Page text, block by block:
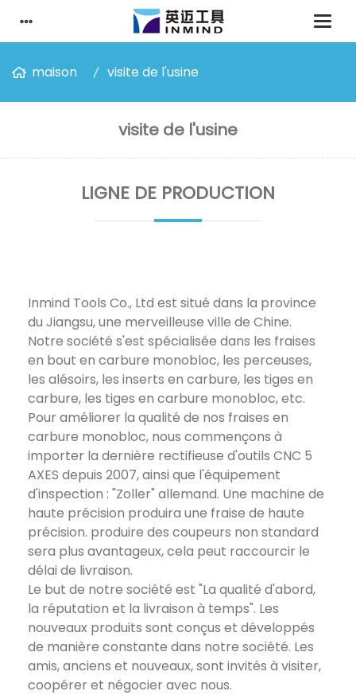
maison visite de l'usine
visite de l'usine
LIGNE DE PRODUCTION
Inmind Tools Co., Ltd est situé dans la province
du Jiangsu, une merveilleuse ville de Chine.
Notre société s'est spécialisée dans les fraises
en bout en carbure monobloc, les perceuses,
les alésoirs, les inserts en carbure, les tiges en
carbure, les tiges en carbure monobloc, etc.
Pour améliorer la qualité de nos fraises en
carbure monobloc, nous commençons à
importer la dernière rectifieuse d'outils CNC 5
AXES depuis 2007, ainsi que l'équipement
d'inspection : "Zoller" allemand. Une machine de
haute précision produira une fraise de haute
précision. produire des coupeurs non standard
sera plus avantageux, cela peut raccourcir le
délai de livraison.
Le but de notre société est "La qualité d'abord,
la réputation et la livraison à temps". Les
nouveaux produits sont conçus et développés
de manière constante dans notre société. Les
amis, anciens et nouveaux, sont invités à visiter,
coopérer et négocier avec nous.